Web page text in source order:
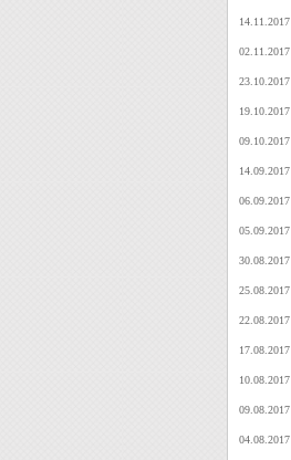
14.11.2017
02.11.2017
23.10.2017
19.10.2017
09.10.2017
14.09.2017
06.09.2017
05.09.2017
30.08.2017
25.08.2017
22.08.2017
17.08.2017
10.08.2017
09.08.2017
04.08.2017